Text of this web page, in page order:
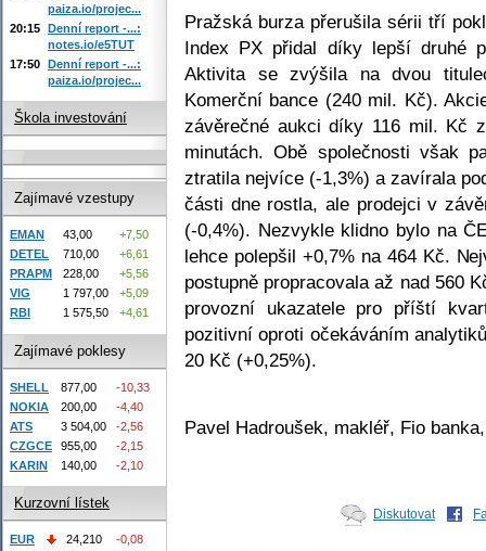
Pražská burza přerušila sérii tří
Index PX přidal díky lepší druhé
Aktivita se zvýšila na dvou
Komerční bance (240 mil. Kč).
závěrečné aukci díky 116 mil. Kč
minutách. Obě společnosti však
ztratila nejvíce (-1,3%) a zavírala
části dne rostla, ale prodejci v
(-0,4%). Nezvykle klidno bylo na
lehce polepšil +0,7% na 464 Kč.
postupně propracovala až nad 560
provozní ukazatele pro příští
pozitivní oproti očekáváním
20 Kč (+0,25%).
Pavel Hadroušek, makléř, Fio
Diskutovat
paiza.io/projec...
20:15 Denní report -...:
notes.io/e5TUT
17:50 Denní report -...:
paiza.io/projec...
Škola investování
Zajímavé vzestupy
EMAN 43,00
+7,50
DETEL
710,00
+6,61
PRAPM
228,00
+5,56
VIG
1 797,00
+5,09
RBI
1 575,50 +4,61
Zajímavé poklesy
SHELL 877,00
-10,33
NOKIA
200,00
-4,40
ATS
3 504,00
-2,56
CZGCE
955,00
-2,15
KARIN
140,00 -2,10
Kurzovní lístek
EUR 24,210
-0,08